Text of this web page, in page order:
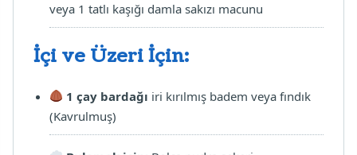
veya 1 tatlı kaşığı damla sakızı macunu
İçi ve Üzeri İçin:
1 çay bardağı iri kırılmış badem veya fındık
(Kavrulmuş)